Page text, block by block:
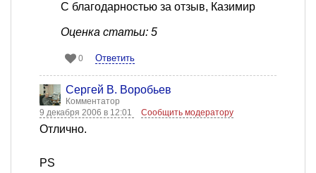
С благодарностью за отзыв, Казимир
Оценка статьи: 5
0 Ответить
Сергей В. Воробьев
Комментатор
9 декабря 2006 в 12:01
Сообщить модератору
Отлично.
PS